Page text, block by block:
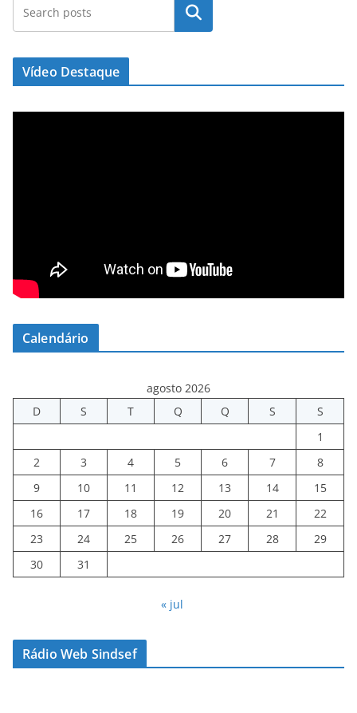
Pesquisar
Vídeo Destaque
Calendário
agosto 2026
D
S T Q Q S
S
1
2
3 4 5 6 7
8
9
10 11 12 13 14
15
16
17 18 19 20 21
22
23
24 25 26 27 28
29
30
31
« jul
Rádio Web Sindsef